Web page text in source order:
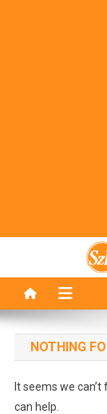
NOTHING
It seems we
can help.